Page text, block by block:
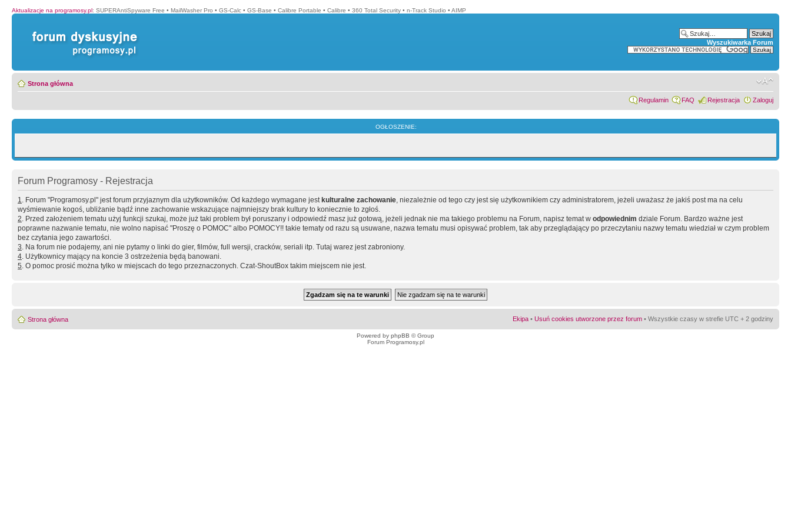
Aktualizacje na programosy.pl: SUPERAntiSpyware Free • MailWasher Pro • GS-Calc • GS-Base • Calibre Portable • Calibre • 360 Total Security • n-Track Studio • AIMP
Wyszukiwarka Forum
Strona główna
Regulamin FAQ Rejestracja Zaloguj
OGŁOSZENIE:
Forum Programosy - Rejestracja
1. Forum "Programosy.pl" jest forum przyjaznym dla użytkowników. Od każdego wymagane jest kulturalne zachowanie, niezależnie od tego czy jest się użytkownikiem czy administratorem, jeżeli uważasz że jakiś post ma na celu
wyśmiewanie kogoś, ubliżanie bądź inne zachowanie wskazujące najmniejszy brak kultury to koniecznie to zgłoś.
2. Przed założeniem tematu użyj funkcji szukaj, może już taki problem był poruszany i odpowiedź masz już gotową, jeżeli jednak nie ma takiego problemu na Forum, napisz temat w odpowiednim dziale Forum. Bardzo ważne jest
poprawne nazwanie tematu, nie wolno napisać "Proszę o POMOC" albo POMOCY!! takie tematy od razu są usuwane, nazwa tematu musi opisywać problem, tak aby przeglądający po przeczytaniu nazwy tematu wiedział w czym problem
bez czytania jego zawartości.
3. Na forum nie podajemy, ani nie pytamy o linki do gier, filmów, full wersji, cracków, seriali itp. Tutaj warez jest zabroniony.
4. Użytkownicy mający na koncie 3 ostrzeżenia będą banowani.
5. O pomoc prosić można tylko w miejscach do tego przeznaczonych. Czat-ShoutBox takim miejscem nie jest.
Strona główna Ekipa • Usuń cookies utworzone przez forum • Wszystkie czasy w strefie UTC + 2 godziny
Powered by phpBB © Group
Forum Programosy.pl